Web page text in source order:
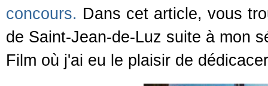
concours. Dans cet article, vous
de Saint-Jean-de-Luz suite à mon
Film où j'ai eu le plaisir de